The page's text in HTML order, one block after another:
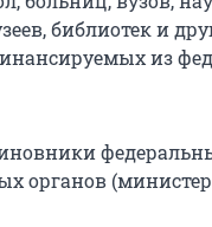
библиотек и
из
органов